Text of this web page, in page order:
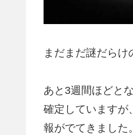
まだまだ謎だらけ
あと3週間ほどと
確定していますが
報がでてきました。